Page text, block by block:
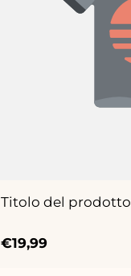
Titolo del prodotto
Prezzo
€19,99